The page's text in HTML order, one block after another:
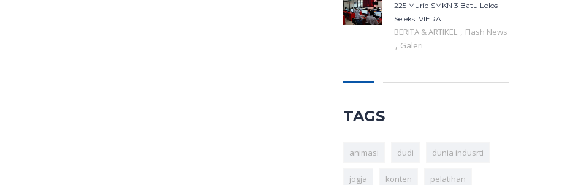
225 Murid SMKN 3 Batu Lolos
Seleksi VIERA
BERITA & ARTIKEL , Flash News
, Galeri
TAGS
animasi dudi dunia indusrti
jogja konten pelatihan